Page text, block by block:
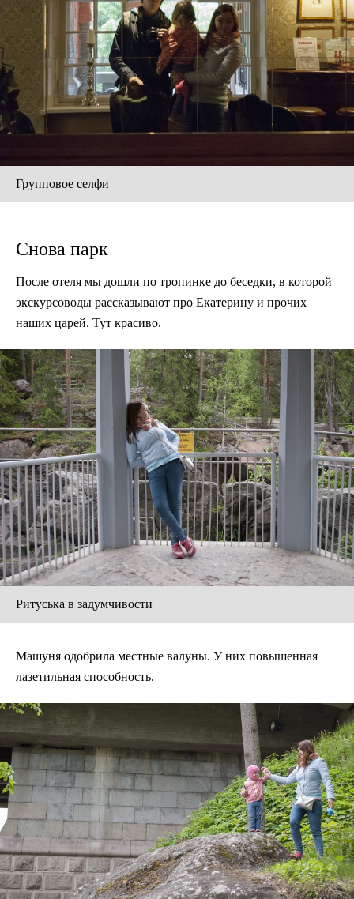
Групповое селфи
Снова парк
После отеля мы дошли по тропинке до беседки, в которой
экскурсоводы рассказывают про Екатерину и прочих
наших царей. Тут красиво.
Ритуська в задумчивости
Машуня одобрила местные валуны. У них повышенная
лазетильная способность.